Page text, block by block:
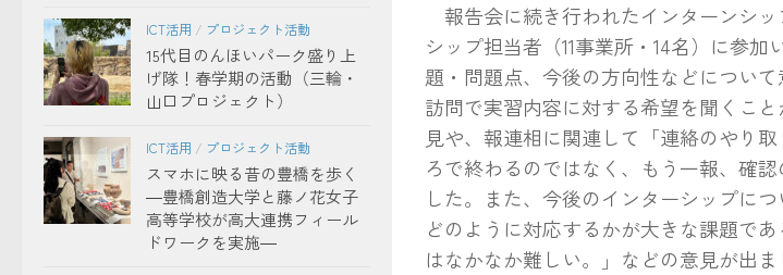
報告会に続き行われたインターンシ
シップ担当者（11事業所・14名）に参
題・問題点、今後の方向性などについ
訪問で実習内容に対する希望を聞くこ
見や、報連相に関連して「連絡のやり
ろで終わるのではなく、もう一報、確
した。また、今後のインターシップに
どのように対応するかが大きな課題で
はなかなか難しい。」などの意見が出ま
ICT活用 / プロジェクト活動
15代目のんほいパーク盛り上
げ隊！春学期の活動（三輪・
山口プロジェクト）
ICT活用 / プロジェクト活動
スマホに映る昔の豊橋を歩く
―豊橋創造大学と藤ノ花女子
高等学校が高大連携フィール
ドワークを実施―